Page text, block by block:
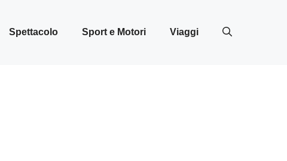
Spettacolo Sport e Motori Viaggi